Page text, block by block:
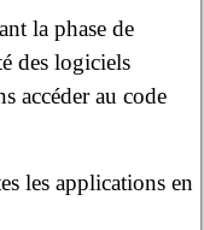
la phase de
des logiciels
accéder au code
les applications en